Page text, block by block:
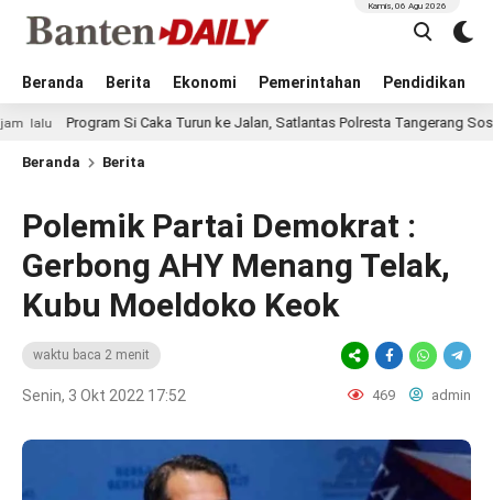
Beranda Berita Ekonomi Pemerintahan Pendidikan
Kamis, 06 Agu 2026
Si Caka Turun ke Jalan, Satlantas Polresta Tangerang Sosialisasikan
Beranda Berita
Polemik Partai Demokrat :
Gerbong AHY Menang Telak,
Kubu Moeldoko Keok
waktu baca 2 menit
Senin, 3 Okt 2022 17:52 469 admin